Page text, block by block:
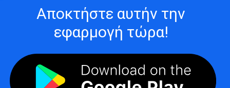
Αποκτήστε αυτήν την
εφαρμογή τώρα!